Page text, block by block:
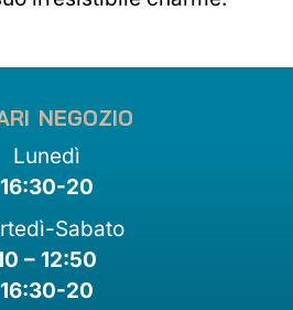
negozio
Lunedì
16:30-20
Sabato
– 12:50
16:30-20